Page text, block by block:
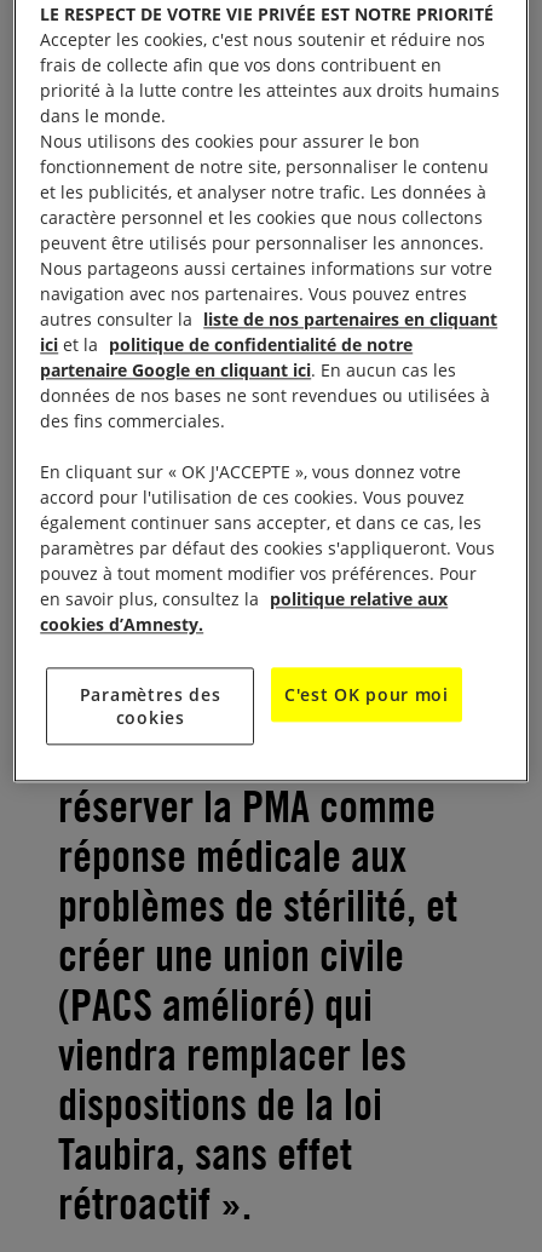
une mesure de santé publique qui permet à toute
personne de pouvoir se soigner indépendamment
de sa situation administrative. La supprimer aurait
inévitablement pour conséquence de mettre en
danger des personnes vulnérables, femmes
enceintes, enfants, personnes âgées uniquement en
raison de leur irrégularité de séjour.
Ce que l’on peut en penser
Cette mesure va à l’encontre du droit international
relatif aux droits humains. L’égalité d’accès aux
soins est indissociable du droit à la santé protégé
international relatif aux droits économiques, sociaux
et culturels que la France a ratifié. Pénaliser des
personnes en raison de leur situation administrative
peut être considéré comme une mesure
discriminatoire.
Marine Le Pen veut «
réserver la PMA comme
réponse médicale aux
problèmes de stérilité, et
créer une union civile
(PACS amélioré) qui
viendra remplacer les
dispositions de la loi
Taubira, sans effet
rétroactif ».
LE RESPECT DE VOTRE VIE PRIVÉE EST NOTRE PRIORITÉ
Accepter les cookies, c'est nous soutenir et réduire nos
frais de collecte afin que vos dons contribuent en
priorité à la lutte contre les atteintes aux droits humains
dans le monde.
Nous utilisons des cookies pour assurer le bon
fonctionnement de notre site, personnaliser le contenu
et les publicités, et analyser notre trafic. Les données à
caractère personnel et les cookies que nous collectons
peuvent être utilisés pour personnaliser les annonces.
Nous partageons aussi certaines informations sur votre
navigation avec nos partenaires. Vous pouvez entres
autres consulter la liste de nos partenaires en cliquant
ici et la politique de confidentialité de notre
partenaire Google en cliquant ici. En aucun cas les
données de nos bases ne sont revendues ou utilisées à
des fins commerciales.
En cliquant sur « OK J'ACCEPTE », vous donnez votre
accord pour l'utilisation de ces cookies. Vous pouvez
également continuer sans accepter, et dans ce cas, les
paramètres par défaut des cookies s'appliqueront. Vous
pouvez à tout moment modifier vos préférences. Pour
en savoir plus, consultez la politique relative aux
cookies d’Amnesty.
Paramètres des
cookies
C'est OK pour moi